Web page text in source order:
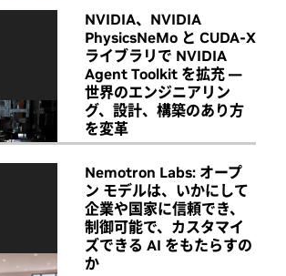
NVIDIA、NVIDIA
PhysicsNeMo と CUDA-X
ライブラリで NVIDIA
Agent Toolkit を拡充 ―
世界のエンジニアリン
グ、設計、構築のあり方
を変革
Nemotron Labs: オープ
ン モデルは、いかにして
企業や国家に信頼でき、
制御可能で、カスタマイ
ズできる AI をもたらすの
か